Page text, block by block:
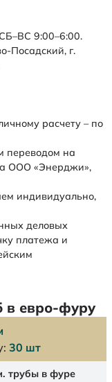
9:00–6:00.
Посадский, г.
расчету – по
переводом на
ООО «Энерджи»,
индивидуально,
деловых
платежа и
в евро-фуру
30 шт
трубы в фуре